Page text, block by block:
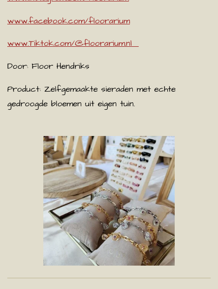
www.facebook.com/floorarium
www.Tiktok.com/@floorarium.nl
Door: Floor Hendriks
Product: Zelfgemaakte sieraden met echte
gedroogde bloemen uit eigen tuin.